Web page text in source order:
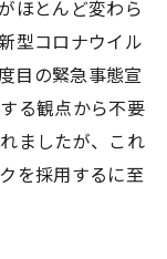
ほとんど変わら
型コロナウイル
目の緊急事態宣
る観点から不要
ましたが、これ
を採用するに至